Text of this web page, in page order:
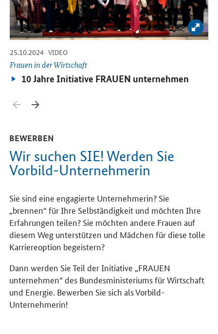
Zurück blättern
Bild
25.10.2024 -
VIDEO-
Frauen in der Wirtschaft
Video:
10 Jahre Initiative FRAUEN unternehmen
BEWERBEN
Wir suchen SIE! Werden Sie
Vorbild-Unternehmerin
Sie sind eine engagierte Unternehmerin? Sie
„brennen“ für Ihre Selbständigkeit und möchten Ihre
Erfahrungen teilen? Sie möchten andere Frauen auf
diesem Weg unterstützen und Mädchen für diese tolle
Karriereoption begeistern?
Dann werden Sie Teil der Initiative „FRAUEN
unternehmen“ des Bundesministeriums für Wirtschaft
und Energie. Bewerben Sie sich als Vorbild-
Unternehmerin!